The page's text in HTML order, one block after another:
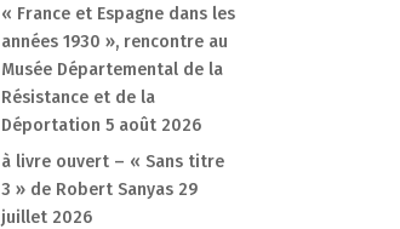
« France et Espagne dans les
années 1930 », rencontre au
Musée Départemental de la
Résistance et de la
Déportation 5 août 2026
à livre ouvert – « Sans titre
3 » de Robert Sanyas 29
juillet 2026